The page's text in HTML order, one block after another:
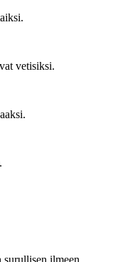
vetisiksi.
ilmeen.